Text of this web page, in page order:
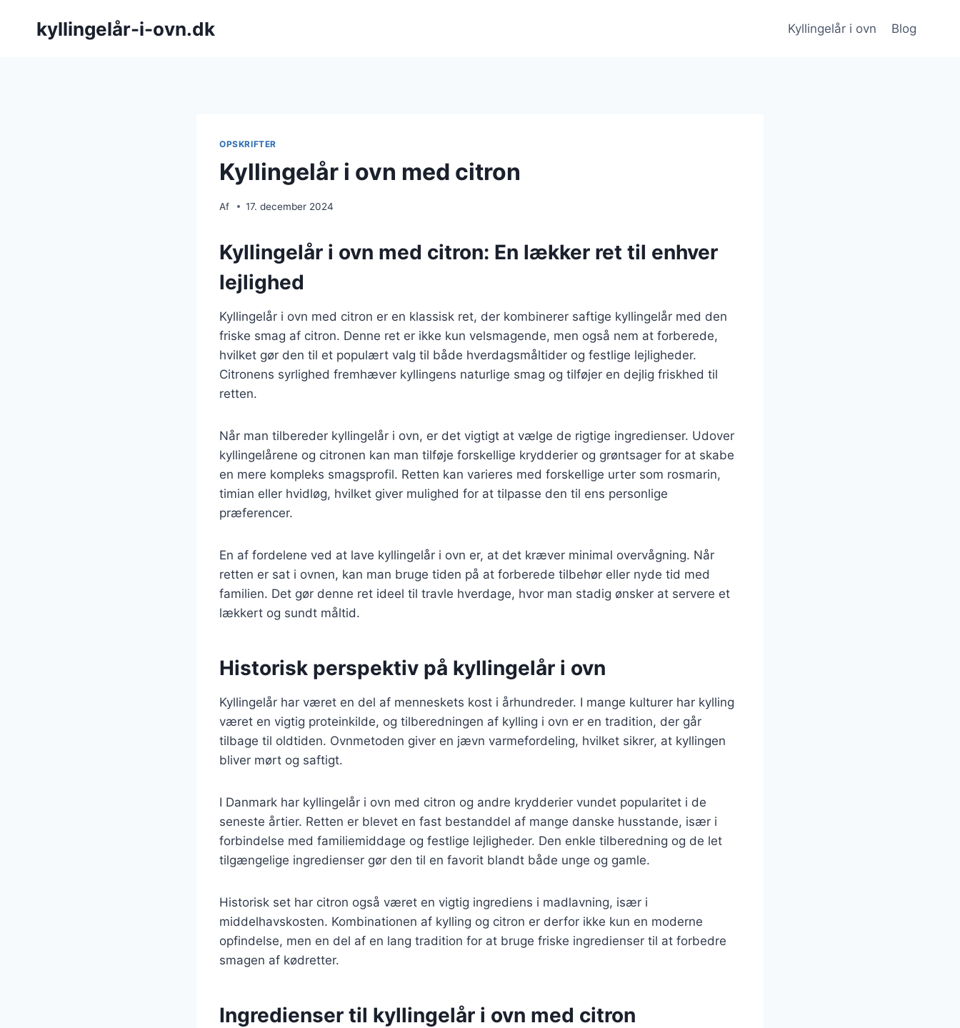
kyllingelår-i-ovn.dk Kyllingelår i ovn Blog
OPSKRIFTER
Kyllingelår i ovn med citron
Af 17. december 2024
Kyllingelår i ovn med citron: En lækker ret til enhver
lejlighed
Kyllingelår i ovn med citron er en klassisk ret, der kombinerer saftige kyllingelår med den
friske smag af citron. Denne ret er ikke kun velsmagende, men også nem at forberede,
hvilket gør den til et populært valg til både hverdagsmåltider og festlige lejligheder.
Citronens syrlighed fremhæver kyllingens naturlige smag og tilføjer en dejlig friskhed til
retten.
Når man tilbereder kyllingelår i ovn, er det vigtigt at vælge de rigtige ingredienser. Udover
kyllingelårene og citronen kan man tilføje forskellige krydderier og grøntsager for at skabe
en mere kompleks smagsprofil. Retten kan varieres med forskellige urter som rosmarin,
timian eller hvidløg, hvilket giver mulighed for at tilpasse den til ens personlige
præferencer.
En af fordelene ved at lave kyllingelår i ovn er, at det kræver minimal overvågning. Når
retten er sat i ovnen, kan man bruge tiden på at forberede tilbehør eller nyde tid med
familien. Det gør denne ret ideel til travle hverdage, hvor man stadig ønsker at servere et
lækkert og sundt måltid.
Historisk perspektiv på kyllingelår i ovn
Kyllingelår har været en del af menneskets kost i århundreder. I mange kulturer har kylling
været en vigtig proteinkilde, og tilberedningen af kylling i ovn er en tradition, der går
tilbage til oldtiden. Ovnmetoden giver en jævn varmefordeling, hvilket sikrer, at kyllingen
bliver mørt og saftigt.
I Danmark har kyllingelår i ovn med citron og andre krydderier vundet popularitet i de
seneste årtier. Retten er blevet en fast bestanddel af mange danske husstande, især i
forbindelse med familiemiddage og festlige lejligheder. Den enkle tilberedning og de let
tilgængelige ingredienser gør den til en favorit blandt både unge og gamle.
Historisk set har citron også været en vigtig ingrediens i madlavning, især i
middelhavskosten. Kombinationen af kylling og citron er derfor ikke kun en moderne
opfindelse, men en del af en lang tradition for at bruge friske ingredienser til at forbedre
smagen af kødretter.
Ingredienser til kyllingelår i ovn med citron